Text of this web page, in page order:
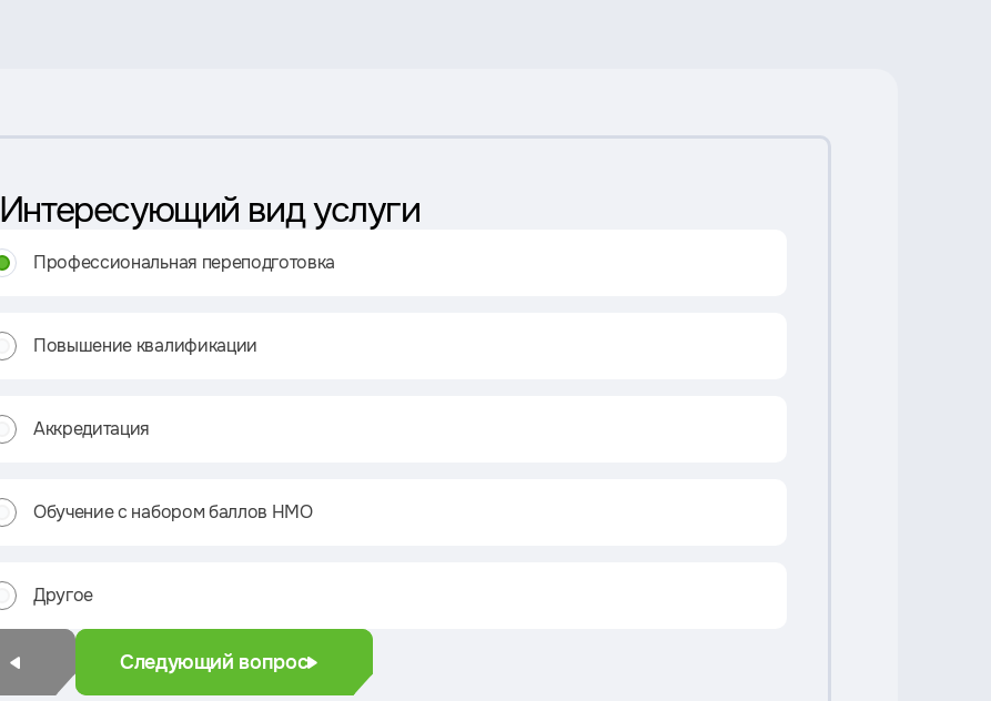
Интересующий вид услуги
Профессиональная переподготовка
Повышение квалификации
Аккредитация
Обучение с набором баллов НМО
Другое
Следующий вопрос